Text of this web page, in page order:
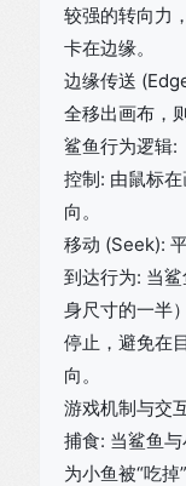
较强的转向力
卡在边缘。
边缘传送
全移出画布，
鲨鱼行为逻辑:
控制: 由鼠标
向。
移动 (Seek):
到达行为: 当
身尺寸的一半
停止，避免在
向。
游戏机制与交
捕食: 当鲨鱼
为小鱼被“吃掉”